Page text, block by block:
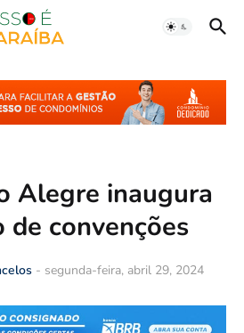
Alegre inaugura
convenções
- segunda-feira, abril 29, 2024